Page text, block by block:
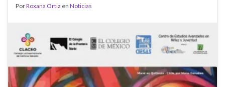
PorRoxana Ortiz en Noticias